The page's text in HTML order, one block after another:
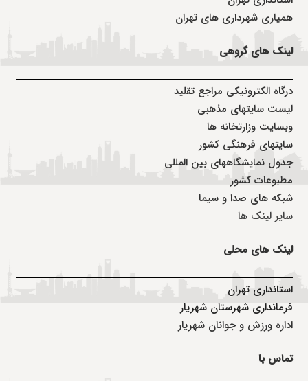
همیاری شهرداری های تهران
لینک های گروهی
درگاه الکترونیکی مراجع تقلید
لیست سایتهای مذهبی
وبسایت وزارتخانه ها
سایتهای فرهنگی کشور
جدول نمایشگاههای بین المللی
مطبوعات کشور
شبکه های صدا و سیما
سایر لینک ها
لینک های محلی
استانداری تهران
فرمانداری شهرستان شهریار
اداره ورزش و جوانان شهریار
تماس با